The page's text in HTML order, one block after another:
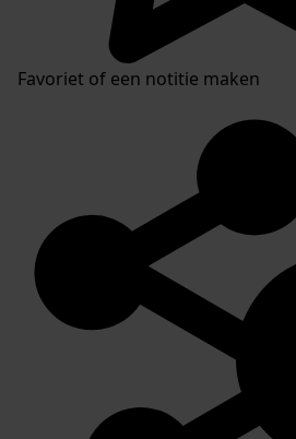
Favoriet of een notitie maken